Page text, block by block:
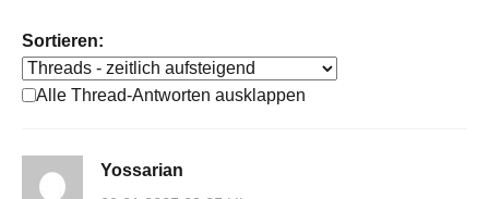
Sortieren:
Alle Thread-Antworten ausklappen
Yossarian